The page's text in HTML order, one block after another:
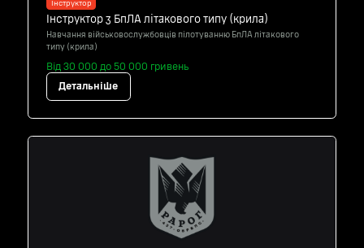
Інструктор
Інструктор з БпЛА літакового типу (крила)
Навчання військовослужбовців пілотуванню БпЛА літакового
типу (крила)
Від 30 000 до 50 000 гривень
Детальніше